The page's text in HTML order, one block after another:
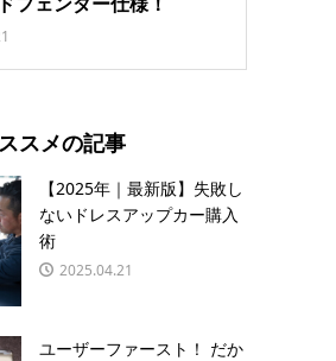
スメの記事
【2025年｜最新版】失敗し
ないドレスアップカー購入
術
2025.04.21
ユーザーファースト！ だか